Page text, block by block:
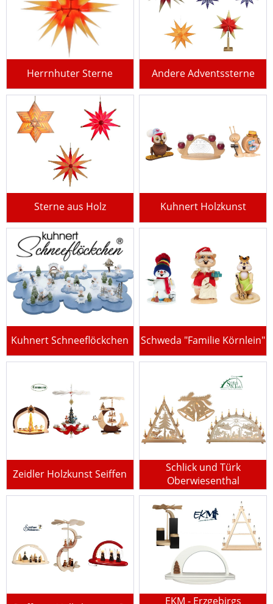
Herrnhuter Sterne Andere Adventssterne
Sterne aus Holz Kuhnert Holzkunst
Kuhnert Schneeflöckchen Schweda "Familie Körnlein"
Zeidler Holzkunst Seiffen
Schlick und Türk
Oberwiesenthal
EKM - Erzgebirgs